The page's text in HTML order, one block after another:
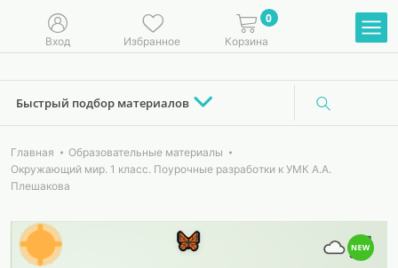
Вход Избранное
0
Корзина
Быстрый подбор материалов
Главная
Образовательные материалы
Окружающий мир. 1 класс. Поурочные разработки к УМК А.А.
Плешакова